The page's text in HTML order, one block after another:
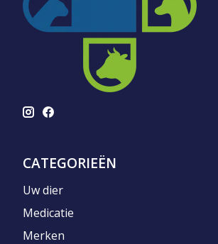
CATEGORIEËN
Uw dier
Medicatie
Merken